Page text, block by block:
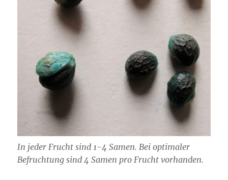
In jeder Frucht sind 1-4 Samen. Bei optimaler
Befruchtung sind 4 Samen pro Frucht vorhanden.